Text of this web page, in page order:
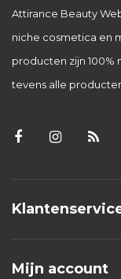
Attirance Beauty
niche cosmetica en
producten zijn 100%
tevens alle
Mijn account